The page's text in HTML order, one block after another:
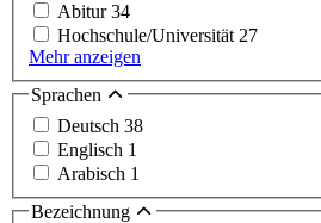
Abitur34
Hochschule/Universität 27
Mehr anzeigen
Sprachen
Deutsch 38
Englisch 1
Arabisch 1
Bezeichnung